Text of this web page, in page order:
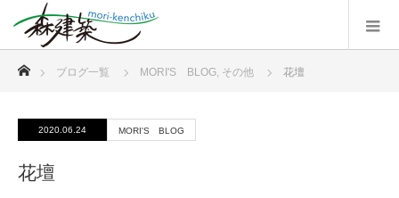
ブログ一覧 MORI'S BLOG, その他 花壇
2020.06.24 MORI'S BLOG
花壇